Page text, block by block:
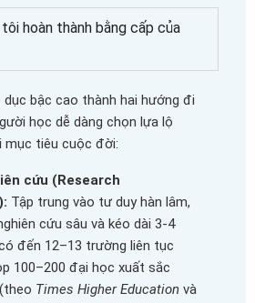
hoàn thành bằng cấp của
dục bậc cao thành hai hướng đi
học dễ dàng chọn lựa lộ
mục tiêu cuộc đời:
cứu (Research
Tập trung vào tư duy hàn lâm,
cứu sâu và kéo dài 3-4
đến 12–13 trường liên tục
100–200 đại học xuất sắc
Times Higher Education và